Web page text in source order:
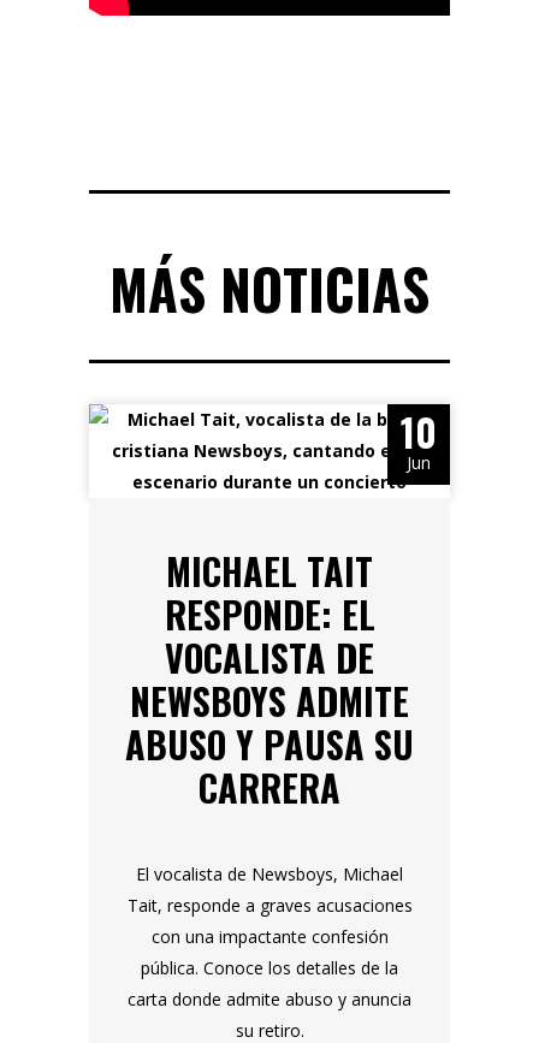
MÁS NOTICIAS
10
Jun
MICHAEL TAIT
RESPONDE: EL
VOCALISTA DE
NEWSBOYS ADMITE
ABUSO Y PAUSA SU
CARRERA
El vocalista de Newsboys, Michael
Tait, responde a graves acusaciones
con una impactante confesión
pública. Conoce los detalles de la
carta donde admite abuso y anuncia
su retiro.